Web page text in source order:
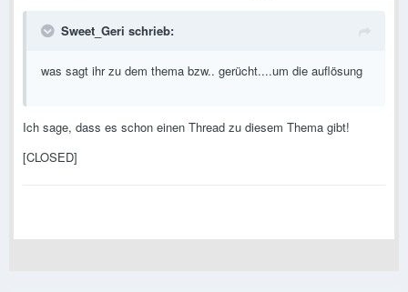
Sweet_Geri schrieb:
was sagt ihr zu dem thema bzw.. gerücht....um die auflösung
Ich sage, dass es schon einen Thread zu diesem Thema gibt!
[CLOSED]